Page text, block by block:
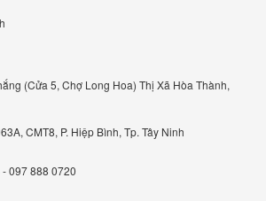
(Cửa 5, Chợ Long Hoa) Thị Xã Hòa Thành,
CMT8, P. Hiệp Bình, Tp. Tây Ninh
097 888 0720